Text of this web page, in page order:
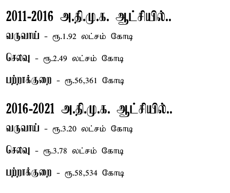
2011-2016 அ.தி.மு.க. ஆட்சியில்..
வருவாய் - ரூ.1.92 லட்சம் கோடி
செலவு - ரூ.2.49 லட்சம் கோடி
பற்றாக்குறை - ரூ.56,361 கோடி
2016-2021 அ.தி.மு.க. ஆட்சியில்..
வருவாய் - ரூ.3.20 லட்சம் கோடி
செலவு - ரூ.3.78 லட்சம் கோடி
பற்றாக்குறை - ரூ.58,534 கோடி